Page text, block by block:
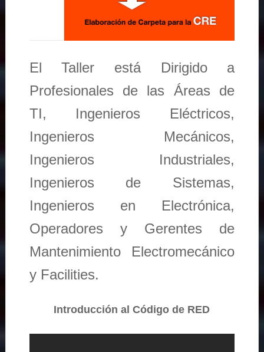
El Taller está Dirigido a
Profesionales de las Áreas de
TI, Ingenieros Eléctricos,
Ingenieros Mecánicos,
Ingenieros Industriales,
Ingenieros de Sistemas,
Ingenieros en Electrónica,
Operadores y Gerentes de
Mantenimiento Electromecánico
y Facilities.
Introducción al Código de RED